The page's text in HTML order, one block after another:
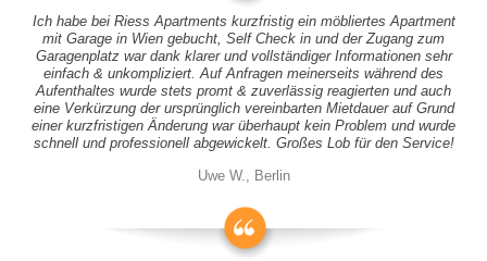
Ich habe bei Riess Apartments kurzfristig ein möbliertes Apartment
mit Garage in Wien gebucht, Self Check in und der Zugang zum
Garagenplatz war dank klarer und vollständiger Informationen sehr
einfach & unkompliziert. Auf Anfragen meinerseits während des
Aufenthaltes wurde stets promt & zuverlässig reagierten und auch
eine Verkürzung der ursprünglich vereinbarten Mietdauer auf Grund
einer kurzfristigen Änderung war überhaupt kein Problem und wurde
schnell und professionell abgewickelt. Großes Lob für den Service!
Uwe W., Berlin